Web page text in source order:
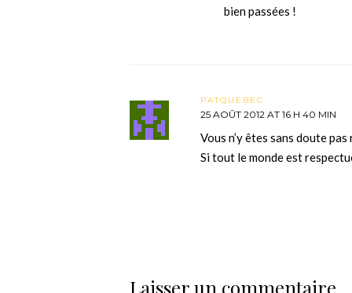
bien passées !
PATQUEBEC
25 AOÛT 2012 AT 16 H 40 MIN
Vous n’y êtes sans doute
Si tout le monde est
Laisser un commentaire